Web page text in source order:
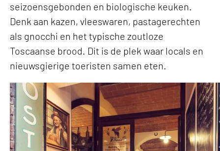
seizoensgebonden en biologische keuken.
Denk aan kazen, vleeswaren, pastagerechten
als gnocchi en het typische zoutloze
Toscaanse brood. Dit is de plek waar locals en
nieuwsgierige toeristen samen eten.